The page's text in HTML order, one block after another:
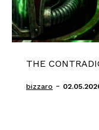
THE
bizzaro -